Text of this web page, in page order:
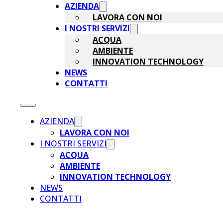
AZIENDA
LAVORA CON NOI
I NOSTRI SERVIZI
ACQUA
AMBIENTE
INNOVATION TECHNOLOGY
NEWS
CONTATTI
AZIENDA
LAVORA CON NOI
I NOSTRI SERVIZI
ACQUA
AMBIENTE
INNOVATION TECHNOLOGY
NEWS
CONTATTI